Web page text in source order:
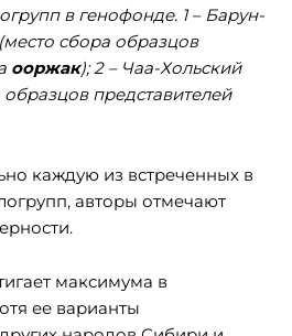
в генофонде. 1 – Барун-
сбора образцов
ооржак); 2 – Чаа-Хольский
представителей
каждую из встреченных в
авторы отмечают
максимума в
ее варианты